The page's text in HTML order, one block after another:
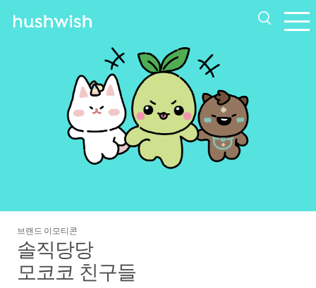
브랜드 이모티콘
솔직당당
모코코 친구들